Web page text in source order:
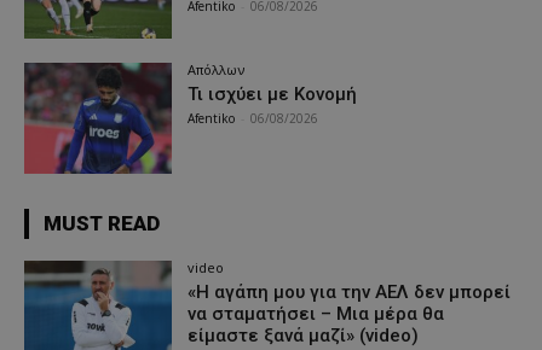
Afentiko 06/08/2026
Απόλλων
Τι ισχύει με Κονομή
Afentiko 06/08/2026
MUST READ
video
«Η αγάπη μου για την ΑΕΛ δεν μπορεί
να σταματήσει – Μια μέρα θα
είμαστε ξανά μαζί» (video)